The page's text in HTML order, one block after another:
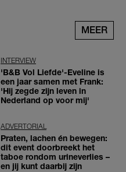
MEER
INTERVIEW
'B&B Vol Liefde'-Eveline is
een jaar samen met Frank:
'Hij zegde zijn leven in
Nederland op voor mij'
ADVERTORIAL
Praten, lachen én bewegen:
dit event doorbreekt het
taboe rondom urineverlies –
en jij kunt daarbij zijn